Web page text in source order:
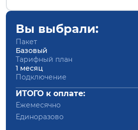
Вы выбрали:
Пакет
Базовый
Тарифный план
1 месяц
Подключение
ИТОГО к оплате:
Ежемесячно
Единоразово